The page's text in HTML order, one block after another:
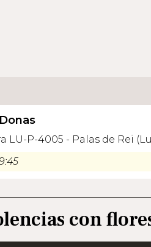
LU-P-4005 - Palas de Rei
con